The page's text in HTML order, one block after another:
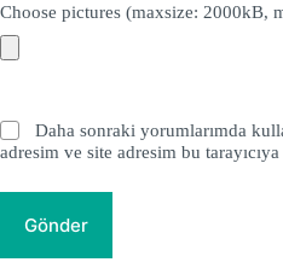
Choose pictures (maxsize: 2000kB,
Daha sonraki yorumlarımda
adresim ve site adresim bu
Gönder